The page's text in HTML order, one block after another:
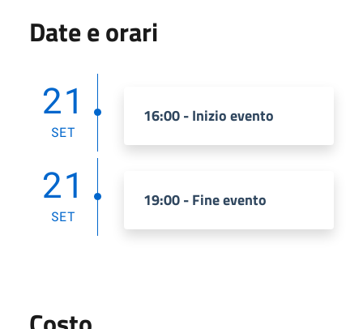
Date e orari
21
SET
16:00 - Inizio evento
21
SET
19:00 - Fine evento